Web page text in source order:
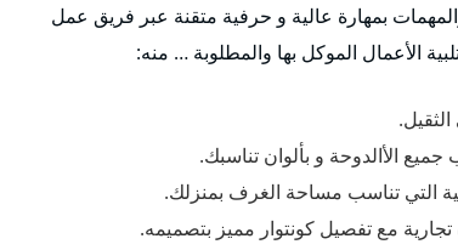
بمهارة عالية و حرفية متقنة عبر فريق عمل
الأعمال الموكل بها والمطلوبة … منه:
الأالدوحة و بألوان تناسبك.
التي تناسب مساحة الغرف بمنزلك.
مع تفصيل كونتوار مميز بتصميمه.